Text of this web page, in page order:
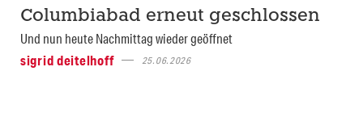
Columbiabad erneut geschlossen
Und nun heute Nachmittag wieder geöffnet
sigrid deitelhoff
25.06.2026